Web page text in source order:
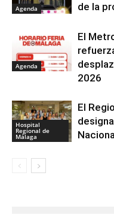
Agenda
de la
Agenda
El
2026
Hospital
Regional de
Málaga
El